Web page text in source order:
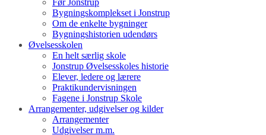
Før Jonstrup
Bygningskomplekset i Jonstrup
Om de enkelte bygninger
Bygningshistorien udendørs
Øvelsesskolen
En helt særlig skole
Jonstrup Øvelsesskoles historie
Elever, ledere og lærere
Praktikundervisningen
Fagene i Jonstrup Skole
Arrangementer, udgivelser og kilder
Arrangementer
Udgivelser m.m.